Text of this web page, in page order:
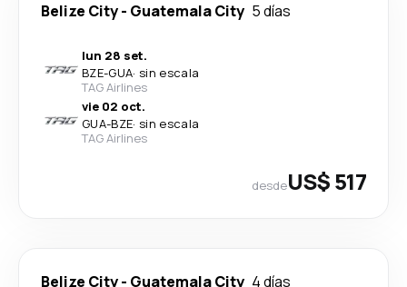
Belize City- Guatemala City 5 días
lun 28 set.
BZE-GUA· sin escala
TAG Airlines
vie 02 oct.
GUA-BZE· sin escala
TAG Airlines
desdeUS$ 517
Belize City- Guatemala City 4 días